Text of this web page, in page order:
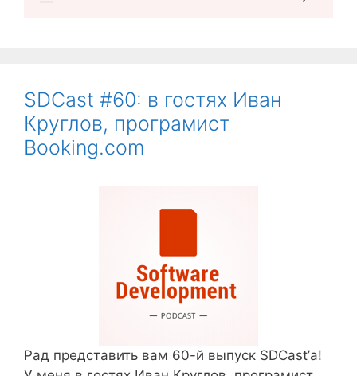
SDCast #60: в гостях Иван
Круглов, програмист
Booking.com
Рад представить вам 60-й выпуск SDCast’а!